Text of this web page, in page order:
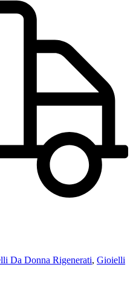
Da Donna Rigenerati, Gioielli